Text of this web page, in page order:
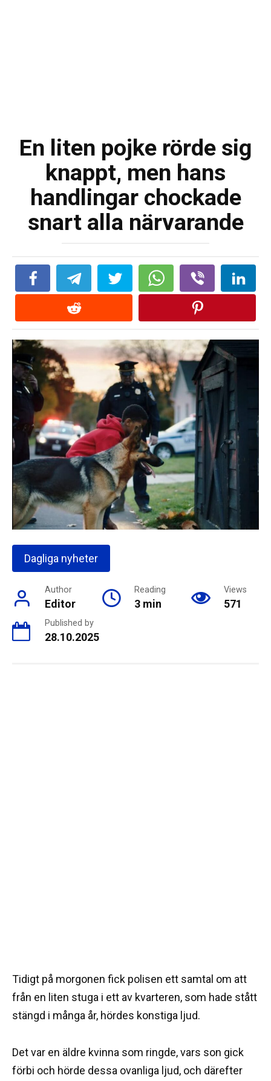
En liten pojke rörde sig
knappt, men hans
handlingar chockade
snart alla närvarande
Dagliga nyheter
Author
Editor
Reading
3 min
Views
571
Published by
28.10.2025
Tidigt på morgonen fick polisen ett samtal om att
från en liten stuga i ett av kvarteren, som hade stått
stängd i många år, hördes konstiga ljud.
Det var en äldre kvinna som ringde, vars son gick
förbi och hörde dessa ovanliga ljud, och därefter